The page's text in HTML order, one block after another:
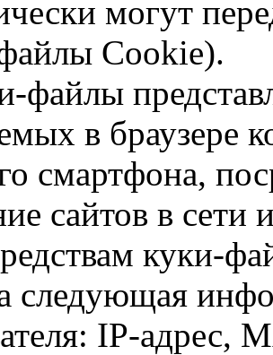
могут
Cookie).
файлы
в браузере
смартфона,
сайтов в сети
куки-
следующая
IP-адрес,